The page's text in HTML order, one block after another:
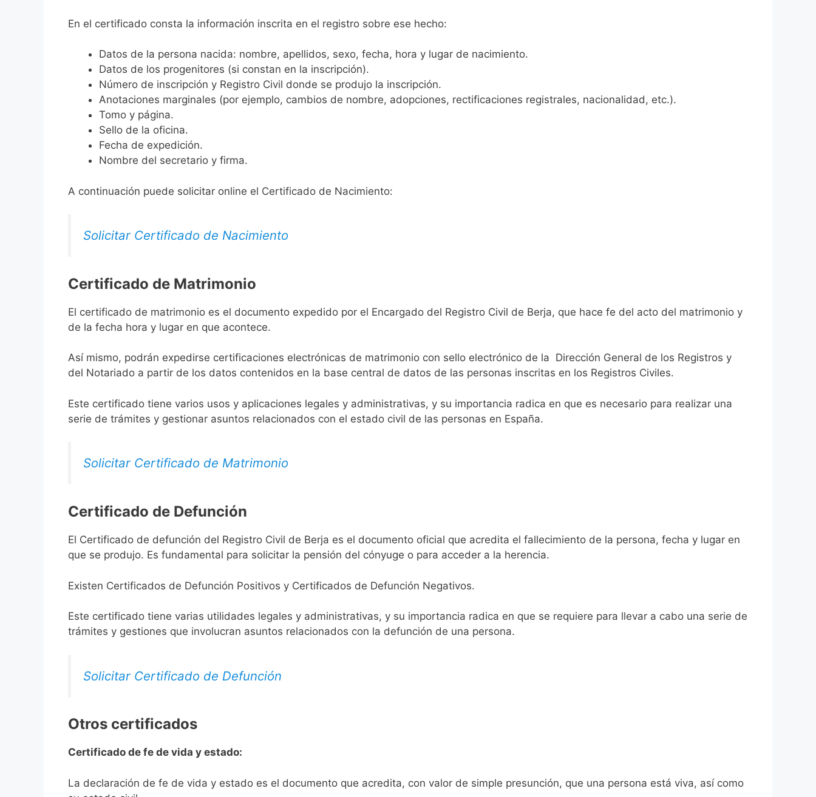
En el certificado consta la información inscrita en el registro sobre ese hecho:
Datos de la persona nacida: nombre, apellidos, sexo, fecha, hora y lugar de nacimiento.
Datos de los progenitores (si constan en la inscripción).
Número de inscripción y Registro Civil donde se produjo la inscripción.
Anotaciones marginales (por ejemplo, cambios de nombre, adopciones, rectificaciones registrales, nacionalidad, etc.).
Tomo y página.
Sello de la oficina.
Fecha de expedición.
Nombre del secretario y firma.
A continuación puede solicitar online el Certificado de Nacimiento:
Solicitar Certificado de Nacimiento
Certificado de Matrimonio
El certificado de matrimonio es el documento expedido por el Encargado del Registro Civil de Berja, que hace fe del acto del matrimonio y
de la fecha hora y lugar en que acontece.
Así mismo, podrán expedirse certificaciones electrónicas de matrimonio con sello electrónico de la Dirección General de los Registros y
del Notariado a partir de los datos contenidos en la base central de datos de las personas inscritas en los Registros Civiles.
Este certificado tiene varios usos y aplicaciones legales y administrativas, y su importancia radica en que es necesario para realizar una
serie de trámites y gestionar asuntos relacionados con el estado civil de las personas en España.
Solicitar Certificado de Matrimonio
Certificado de Defunción
El Certificado de defunción del Registro Civil de Berja es el documento oficial que acredita el fallecimiento de la persona, fecha y lugar en
que se produjo. Es fundamental para solicitar la pensión del cónyuge o para acceder a la herencia.
Existen Certificados de Defunción Positivos y Certificados de Defunción Negativos.
Este certificado tiene varias utilidades legales y administrativas, y su importancia radica en que se requiere para llevar a cabo una serie de
trámites y gestiones que involucran asuntos relacionados con la defunción de una persona.
Solicitar Certificado de Defunción
Otros certificados
Certificado de fe de vida y estado:
La declaración de fe de vida y estado es el documento que acredita, con valor de simple presunción, que una persona está viva, así como